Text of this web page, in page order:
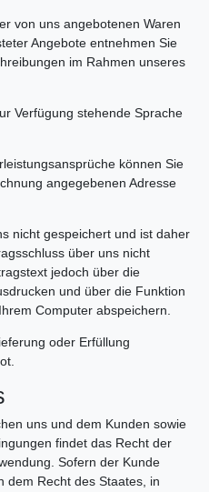
von uns angebotenen Waren
Angebote entnehmen Sie
im Rahmen unseres
Verfügung stehende Sprache
können Sie
angegebenen Adresse
nicht gespeichert und ist daher
über uns nicht
jedoch über die
und über die Funktion
Computer abspeichern.
oder Erfüllung
uns und dem Kunden sowie
findet das Recht der
Sofern der Kunde
dem Recht des Staates, in